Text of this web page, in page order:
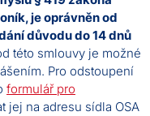
je oprávněn od
důvodu do 14 dnů
této smlouvy je možné
Pro odstoupení
formulář pro
jej na adresu sídla OSA